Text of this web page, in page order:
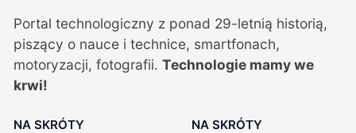
Portal technologiczny z ponad 29-letnią historią,
piszący o nauce i technice, smartfonach,
motoryzacji, fotografii. Technologie mamy we
krwi!
NA SKRÓTY NA SKRÓTY